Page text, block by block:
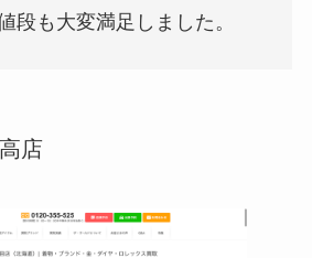
段も大変満足しました。
店